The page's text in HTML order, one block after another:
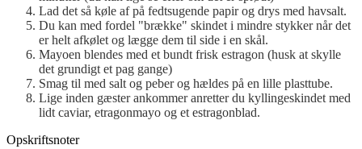
Lad det så køle af på fedtsugende papir og drys med havsalt.
Du kan med fordel "brække" skindet i mindre stykker når det
er helt afkølet og lægge dem til side i en skål.
Mayoen blendes med et bundt frisk estragon (husk at skylle
det grundigt et pag gange)
Smag til med salt og peber og hældes på en lille plasttube.
Lige inden gæster ankommer anretter du kyllingeskindet med
lidt caviar, etragonmayo og et estragonblad.
Opskriftsnoter